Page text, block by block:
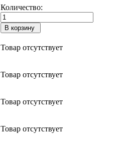
Количество:
Товар отсутствует
Товар отсутствует
Товар отсутствует
Товар отсутствует